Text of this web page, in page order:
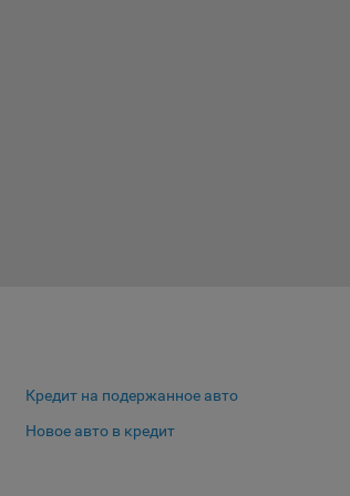
Кредит на подержанное авто
Новое авто в кредит